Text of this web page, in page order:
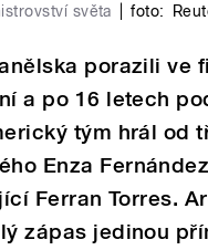
světa foto:
porazili ve
a po 16 letech
tým hrál od
Enza
Ferran Torres.
zápas jedinou